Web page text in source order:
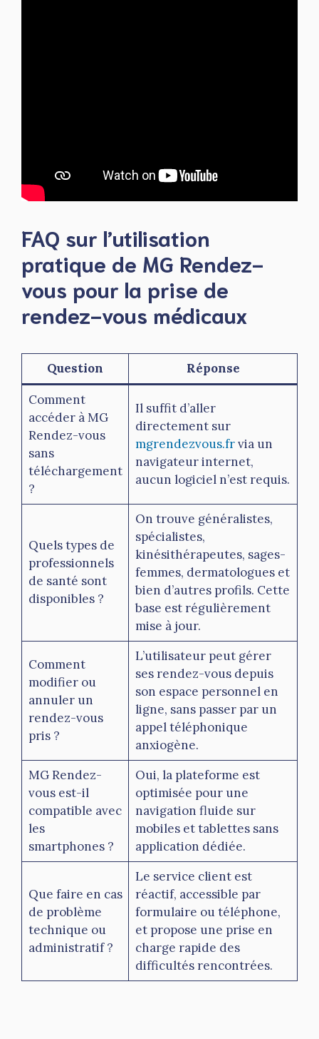
FAQ sur l’utilisation
pratique de MG Rendez-
vous pour la prise de
rendez-vous médicaux
Question
Réponse
Comment
accéder à MG
Rendez-vous
sans
téléchargement
?
Il suffit d’aller
directement sur
mgrendezvous.frvia un
navigateur internet,
aucun logiciel n’est requis.
Quels types de
professionnels
de santé sont
disponibles ?
On trouve généralistes,
spécialistes,
kinésithérapeutes, sages-
femmes, dermatologues et
bien d’autres profils. Cette
base est régulièrement
mise à jour.
Comment
modifier ou
annuler un
rendez-vous
pris ?
L’utilisateur peut gérer
ses rendez-vous depuis
son espace personnel en
ligne, sans passer par un
appel téléphonique
anxiogène.
MG Rendez-
vous est-il
compatible avec
les
smartphones ?
Oui, la plateforme est
optimisée pour une
navigation fluide sur
mobiles et tablettes sans
application dédiée.
Que faire en cas
de problème
technique ou
administratif ?
Le service client est
réactif, accessible par
formulaire ou téléphone,
et propose une prise en
charge rapide des
difficultés rencontrées.